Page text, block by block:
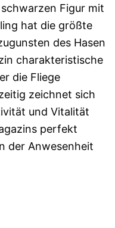
Figur mit
hat die größte
des Hasen
charakteristische
die Fliege
zeichnet sich
und Vitalität
perfekt
der Anwesenheit